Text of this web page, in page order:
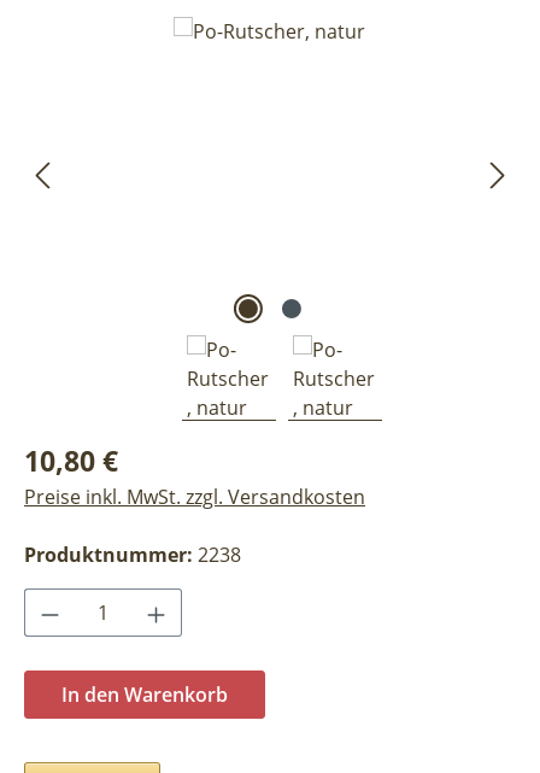
Bildergalerie überspringen
Regulärer Preis:
10,80 €
Preise inkl. MwSt. zzgl. Versandkosten
Produktnummer: 2238
Produkt Anzahl: Gib den gewünschten
In den Warenkorb